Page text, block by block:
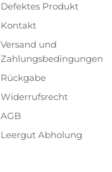
Defektes Produkt
Kontakt
Versand und
Zahlungsbedingungen
Rückgabe
Widerrufsrecht
AGB
Leergut Abholung